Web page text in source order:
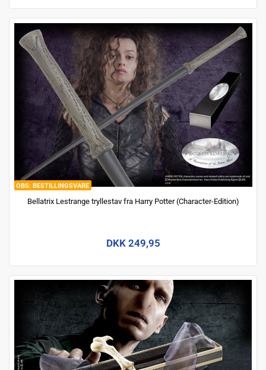
BESTILLINGSVARE
Bellatrix Lestrange tryllestav fra Harry Potter (Character-Edition)
DKK 249,95